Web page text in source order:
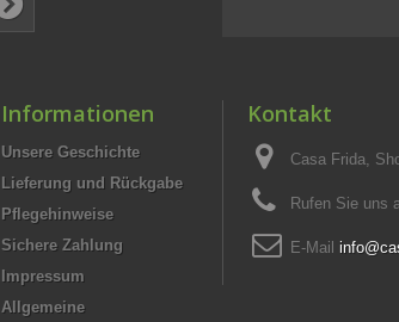
Informationen
Unsere Geschichte
Lieferung und Rückgabe
Pflegehinweise
Sichere Zahlung
Impressum
Allgemeine
Kontakt
Casa Frida,
Rufen Sie uns
E-Mail